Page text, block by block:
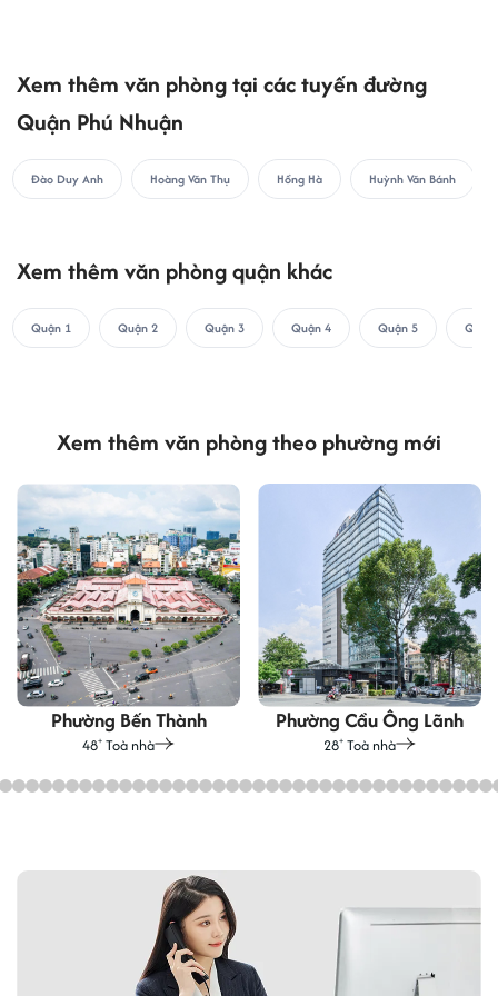
Xem thêm văn phòng tại các tuyến đường
Quận Phú Nhuận
Đào Duy Anh Hoàng Văn Thụ Hồng Hà Huỳnh Văn Bánh
Xem thêm văn phòng quận khác
Quận 1 Quận 2 Quận 3 Quận 4 Quận 5 Quận
Xem thêm văn phòng theo phường mới
Phường Bến Thành
48+ Toà nhà
Phường Cầu Ông Lãnh
28+ Toà nhà